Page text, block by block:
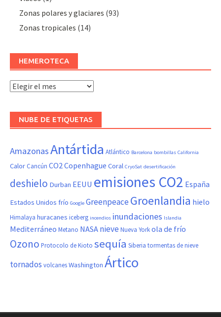
Zonas polares y glaciares (93)
Zonas tropicales (14)
HEMEROTECA
Hemeroteca
NUBE DE ETIQUETAS
AmazonasAntártida Atlántico Barcelona bombillas California
Calor Cancún CO2Copenhague Coral CryoSat desertificación
deshielo Durban EEUU emisiones CO2 España
Estados Unidos frío Google GreenpeaceGroenlandia hielo
Himalaya huracanes iceberg incendios inundaciones Islandia
Mediterráneo Metano NASA nieveNueva Yorkola de frío
Ozono Protocolo de Kioto sequía Siberia tormentas de nieve
tornados volcanesWashington Ártico